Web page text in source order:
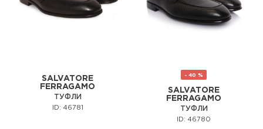
SALVATORE
FERRAGAMO
ТУФЛИ
ID: 46781
- 40 %
SALVATORE
FERRAGAMO
ТУФЛИ
ID: 46780